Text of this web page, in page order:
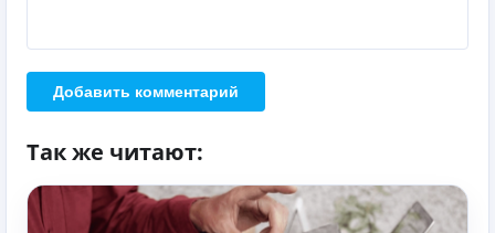
Добавить комментарий
Так же читают: